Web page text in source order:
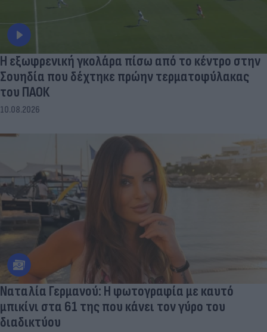
Η εξωφρενική γκολάρα πίσω από το κέντρο στην
Σουηδία που δέχτηκε πρώην τερματοφύλακας
του ΠΑΟΚ
10.08.2026
Ναταλία Γερμανού: Η φωτογραφία με καυτό
μπικίνι στα 61 της που κάνει τον γύρο του
διαδικτύου